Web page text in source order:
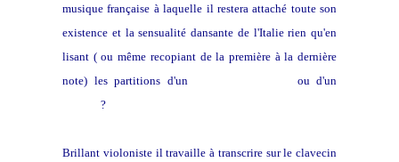
musique française à laquelle il restera attaché toute son
existence et la sensualité dansante de l'Italie rien qu'en
lisant ( ou même recopiant de la première à la dernière
note) les partitions d'un
ou d'un
?
Brillant violoniste il travaille à transcrire sur le clavecin